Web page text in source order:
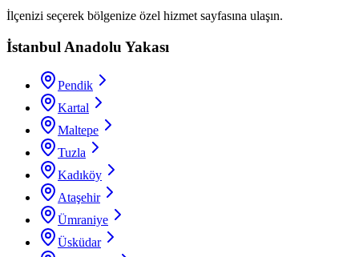
İlçenizi seçerek bölgenize özel hizmet sayfasına ulaşın.
İstanbul Anadolu Yakası
Pendik
Kartal
Maltepe
Tuzla
Kadıköy
Ataşehir
Ümraniye
Üsküdar